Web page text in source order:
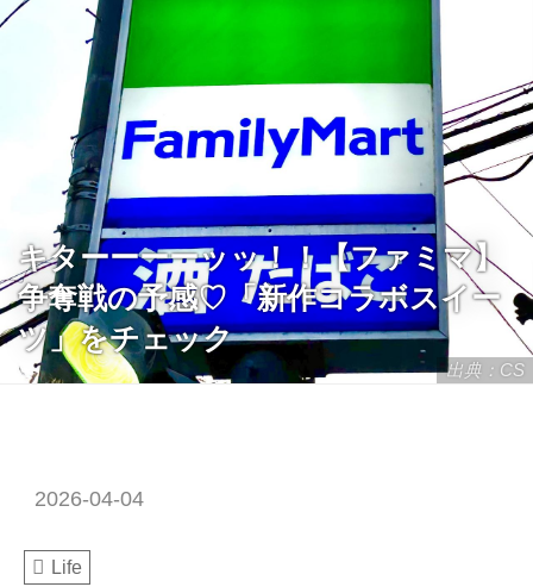
出典：CS
キターーーーッッ！！【ファミマ】
争奪戦の予感♡「新作コラボスイー
ツ」をチェック
2026-04-04
Life